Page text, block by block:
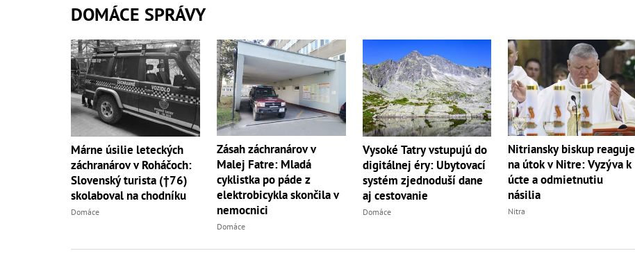
DOMÁCE SPRÁVY
Márne úsilie leteckých
záchranárov v Roháčoch:
Slovenský turista (†76)
skolaboval na chodníku
Domáce
Zásah záchranárov v
Malej Fatre: Mladá
cyklistka po páde z
elektrobicykla skončila v
nemocnici
Domáce
Vysoké Tatry vstupujú do
digitálnej éry: Ubytovací
systém zjednoduší dane
aj cestovanie
Domáce
Nitriansky biskup reaguje
na útok v Nitre: Vyzýva k
úcte a odmietnutiu
násilia
Nitra